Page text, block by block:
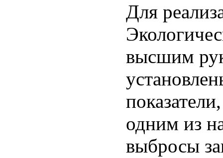
Для
высшим
одним из
выбросы